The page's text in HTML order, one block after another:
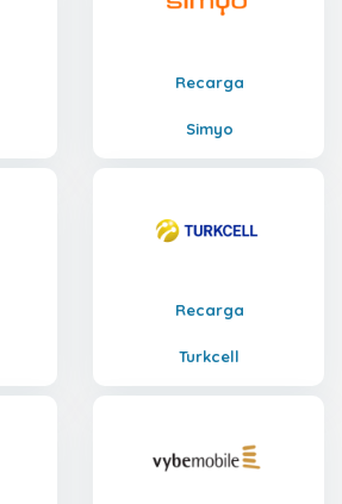
Recarga
Simyo
Recarga
Turkcell